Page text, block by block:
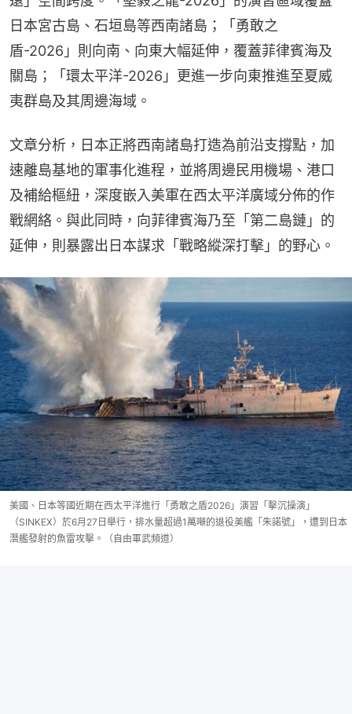
日本宮古島、石垣島等西南諸島；「勇敢之
盾-2026」則向南、向東大幅延伸，覆蓋菲律賓海及
關島；「環太平洋-2026」更進一步向東推進至夏威
夷群島及其周邊海域。
文章分析，日本正將西南諸島打造為前沿支撐點，加
速離島基地的軍事化進程，並將周邊民用機場、港口
及補給樞紐，深度嵌入美軍在西太平洋廣域分佈的作
戰網絡。與此同時，向菲律賓海乃至「第二島鏈」的
延伸，則暴露出日本謀求「戰略縱深打擊」的野心。
美國、日本等國近期在西太平洋進行「勇敢之盾2026」演習「擊沉操演」
（SINKEX）於6月27日舉行，排水量超過1萬噸的退役美艦「朱諾號」，遭到日本
潛艦發射的魚雷攻擊。（自由軍武頻道）